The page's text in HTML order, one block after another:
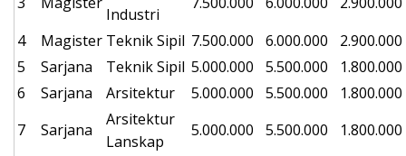
Industri
4
Magister Teknik Sipil 7.500.000 6.000.000
2.900.000
5
Sarjana Teknik Sipil 5.000.000 5.500.000
1.800.000
6
Sarjana Arsitektur 5.000.000 5.500.000
1.800.000
7
Sarjana
Arsitektur
Lanskap
5.000.000 5.500.000 1.800.000